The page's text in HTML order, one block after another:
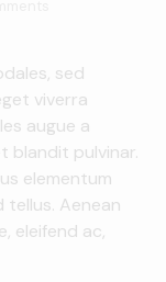
sed
viverra
augue a
blandit pulvinar.
elementum
tellus. Aenean
eleifend ac,